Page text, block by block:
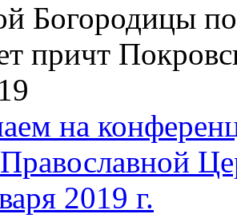
Богородицы
причт
на
2019 г.